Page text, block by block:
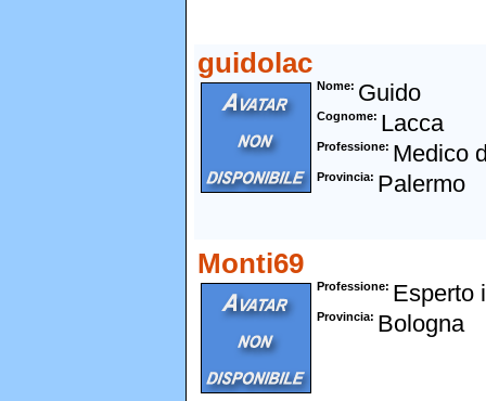
guidolac
Nome Guido
Cognome Lacca
Professione Medico
Provincia Palermo
Monti69
Professione Esperto
Provincia Bologna